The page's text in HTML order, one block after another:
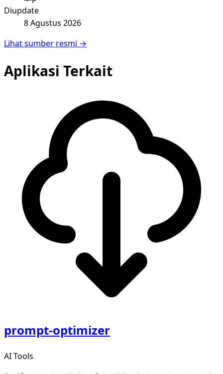
Diupdate
8 Agustus 2026
Lihat sumber resmi →
Aplikasi Terkait
prompt-optimizer
AI Tools